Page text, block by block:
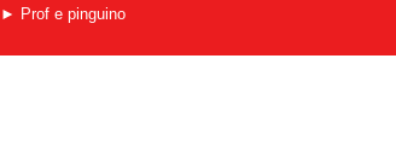
Prof e pinguino